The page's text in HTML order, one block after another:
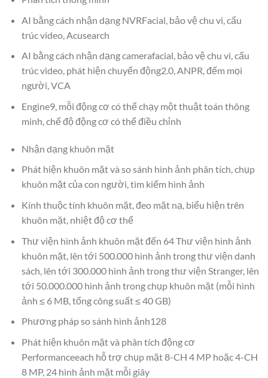
AI bằng cách nhận dạng NVRFacial, bảo vệ chu vi, cấu
trúc video, Acusearch
AI bằng cách nhận dạng camerafacial, bảo vệ chu vi, cấu
trúc video, phát hiện chuyển động2.0, ANPR, đếm mọi
người, VCA
Engine9, mỗi động cơ có thể chạy một thuật toán thông
minh, chế độ động cơ có thể điều chỉnh
Nhận dạng khuôn mặt
Phát hiện khuôn mặt và so sánh hình ảnh phân tích, chụp
khuôn mặt của con người, tìm kiếm hình ảnh
Kính thuộc tính khuôn mặt, đeo mặt nạ, biểu hiện trên
khuôn mặt, nhiệt độ cơ thể
Thư viện hình ảnh khuôn mặt đến 64 Thư viện hình ảnh
khuôn mặt, lên tới 500.000 hình ảnh trong thư viện danh
sách, lên tới 300.000 hình ảnh trong thư viện Stranger, lên
tới 50.000.000 hình ảnh trong chụp khuôn mặt (mỗi hình
ảnh ≤ 6 MB, tổng công suất ≤ 40 GB)
Phương pháp so sánh hình ảnh128
Phát hiện khuôn mặt và phân tích động cơ
Performanceeach hỗ trợ chụp mặt 8-CH 4 MP hoặc 4-CH
8 MP, 24 hình ảnh mặt mỗi giây